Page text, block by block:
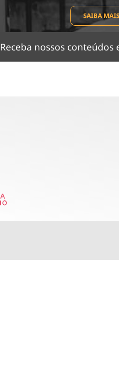
SAIBA MAIS
Receba nossos conteúdos